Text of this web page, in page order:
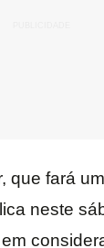
que fará
neste